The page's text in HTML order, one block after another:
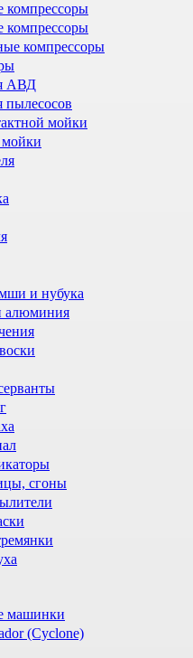
компрессоры
компрессоры
компрессоры
АВД
пылесосов
мойки
мойки
и нубука
алюминия
сгоны
машинки
(Cyclone)